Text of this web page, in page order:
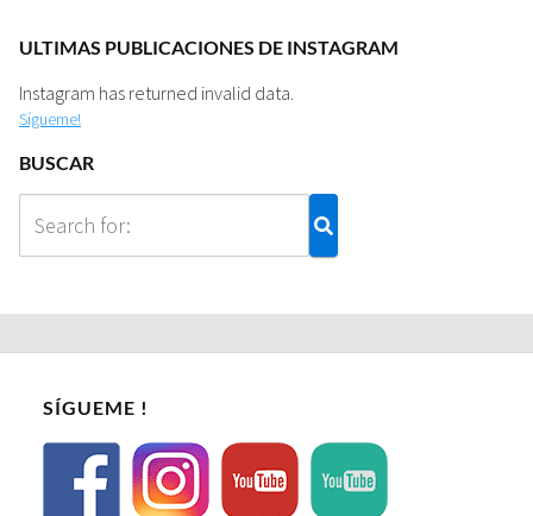
ULTIMAS PUBLICACIONES DE INSTAGRAM
Instagram has returned invalid data.
Sígueme!
BUSCAR
SÍGUEME !